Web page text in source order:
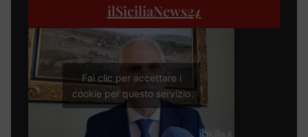
ilSiciliaNews24
Fai clic per accettare i
cookie per questo servizio